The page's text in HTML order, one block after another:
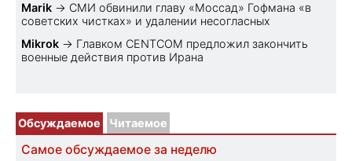
Marik → СМИ обвинили главу «Моссад» Гофмана «в
советских чистках» и удалении несогласных
Mikrok → Главком CENTCOM предложил закончить
военные действия против Ирана
Обсуждаемое Читаемое
Самое обсуждаемое за неделю